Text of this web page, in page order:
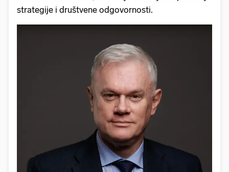
strategije i društvene odgovornosti.